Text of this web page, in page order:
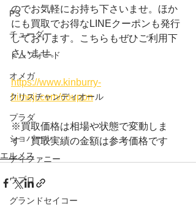
PS
チューダー
トムフォード
オメガ
クリスチャンディオール
プラダ
ショパール
ティファニー
ウブロ
グランドセイコー
のでお気軽にお持ち下さいませ。ほか
にも買取でお得なLINEクーポンも発行
しております。こちらもぜひご利用下
さいませ。
https://www.kinburry-
himeji.com/coupon
※買取価格は相場や状態で変動しま
す　買取実績の金額は参考価格です
エルメス